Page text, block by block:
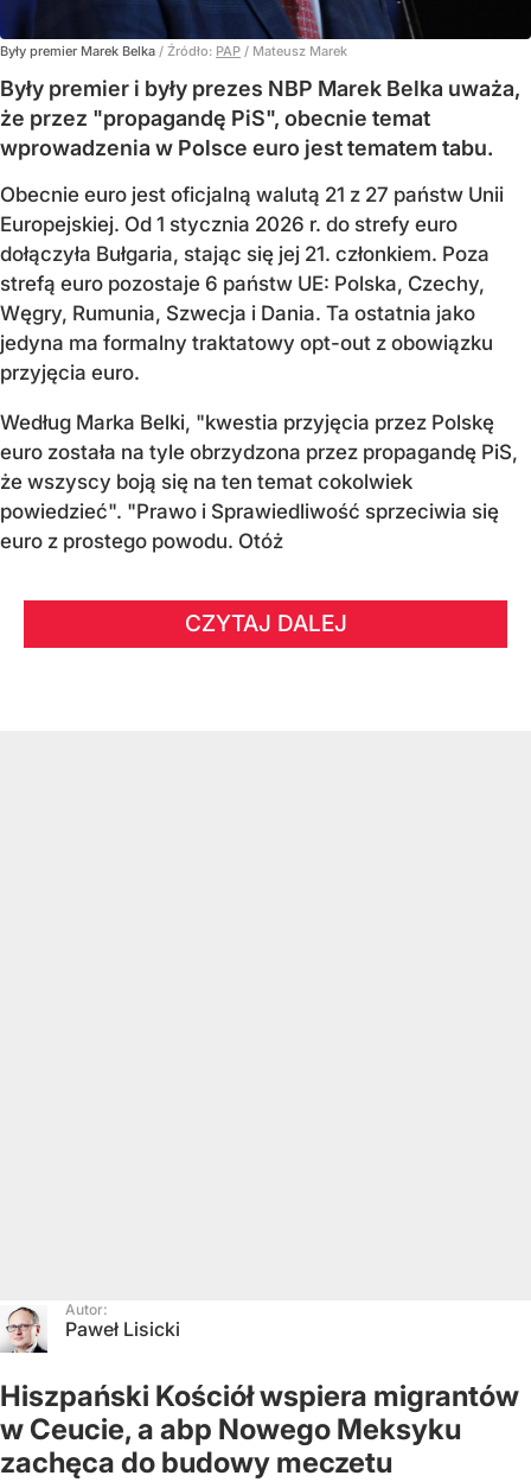
Były premier Marek Belka / Źródło: PAP / Mateusz Marek
Były premier i były prezes NBP Marek Belka uważa,
że przez "propagandę PiS", obecnie temat
wprowadzenia w Polsce euro jest tematem tabu.
Obecnie euro jest oficjalną walutą 21 z 27 państw Unii
Europejskiej. Od 1 stycznia 2026 r. do strefy euro
dołączyła Bułgaria, stając się jej 21. członkiem. Poza
strefą euro pozostaje 6 państw UE: Polska, Czechy,
Węgry, Rumunia, Szwecja i Dania. Ta ostatnia jako
jedyna ma formalny traktatowy opt-out z obowiązku
przyjęcia euro.
Według Marka Belki, "kwestia przyjęcia przez Polskę
euro została na tyle obrzydzona przez propagandę PiS,
że wszyscy boją się na ten temat cokolwiek
powiedzieć". "Prawo i Sprawiedliwość sprzeciwia się
euro z prostego powodu. Otóż
CZYTAJ DALEJ
Autor:
Paweł Lisicki
Hiszpański Kościół wspiera migrantów
w Ceucie, a abp Nowego Meksyku
zachęca do budowy meczetu